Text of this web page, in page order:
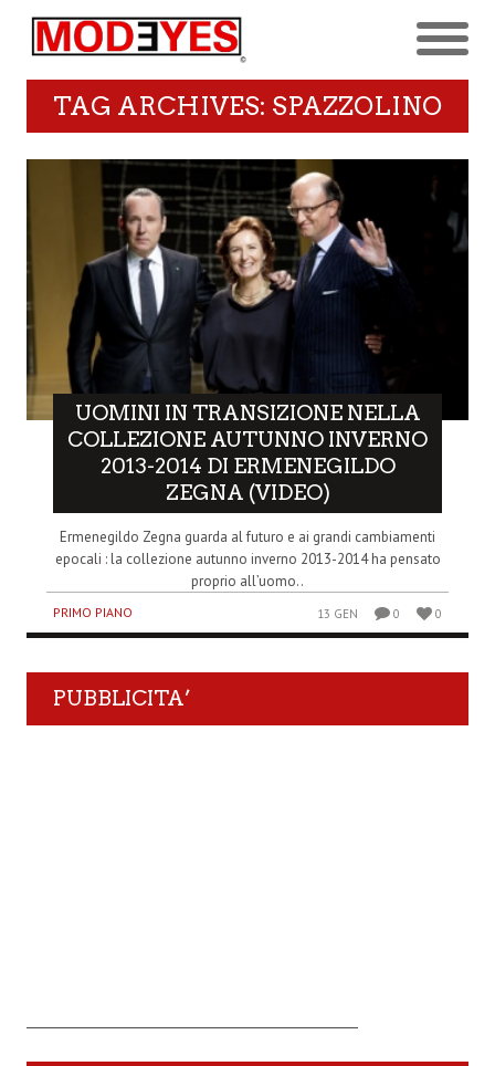
TAG ARCHIVES: SPAZZOLINO
UOMINI IN TRANSIZIONE NELLA
COLLEZIONE AUTUNNO INVERNO
2013-2014 DI ERMENEGILDO
ZEGNA (VIDEO)
Ermenegildo Zegna guarda al futuro e ai grandi cambiamenti
epocali : la collezione autunno inverno 2013-2014 ha pensato
proprio all’uomo..
PRIMO PIANO 13 GEN 0 0
PUBBLICITA’